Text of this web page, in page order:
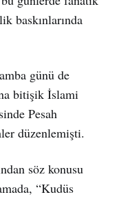
baskınlarında
günü de
bitişik İslami
Pesah
düzenlemişti.
söz konusu
“Kudüs